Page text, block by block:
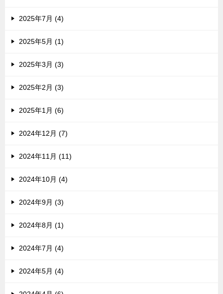
2025年7月 (4)
2025年5月 (1)
2025年3月 (3)
2025年2月 (3)
2025年1月 (6)
2024年12月 (7)
2024年11月 (11)
2024年10月 (4)
2024年9月 (3)
2024年8月 (1)
2024年7月 (4)
2024年5月 (4)